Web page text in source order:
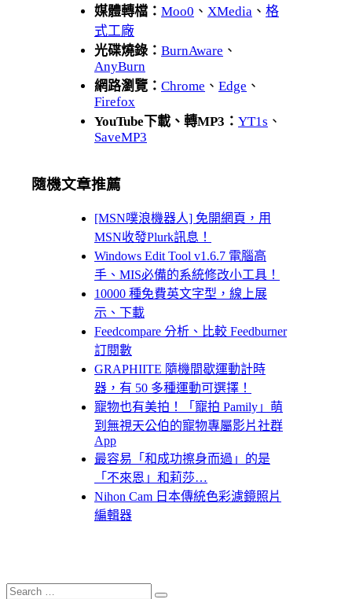
媒體轉檔： Moo0 、 XMedia 、 格
式工廠
光碟燒錄： BurnAware 、
AnyBurn
網路瀏覽： Chrome 、 Edge 、
Firefox
YouTube下載、轉MP3： YT1s 、
SaveMP3
隨機文章推薦
[MSN噗浪機器人] 免開網頁，用
MSN收發Plurk訊息！
Windows Edit Tool v1.6.7 電腦高
手、MIS必備的系統修改小工具！
10000 種免費英文字型，線上展
示、下載
Feedcompare 分析、比較 Feedburner
訂閱數
GRAPHIITE 隨機間歇運動計時
器，有 50 多種運動可選擇！
寵物也有美拍！「寵拍 Pamily」萌
到無視天公伯的寵物專屬影片社群
App
最容易「和成功擦身而過」的是
「不來恩」和莉莎…
Nihon Cam 日本傳統色彩濾鏡照片
編輯器
Search